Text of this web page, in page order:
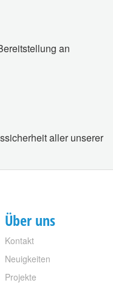
an
aller unserer
Über uns
Kontakt
Neuigkeiten
Projekte